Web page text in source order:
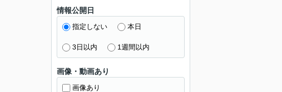
情報公開日
指定しない 本日
3日以内 1週間以内
画像・動画あり
画像あり